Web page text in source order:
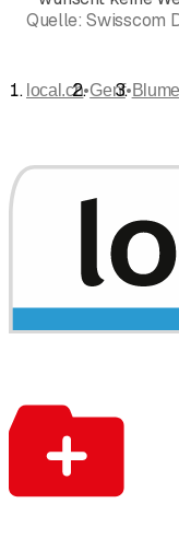
Quelle: Swisscom
local.ch•Genf•